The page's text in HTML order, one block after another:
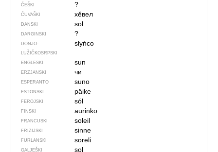
ČEŠKI ?
ČUVAŠKI хӗвел
DANSKI sol
DARGINSKI ?
DONJO­
LUŽIČKOSRPSKI
słyńco
ENGLESKI sun
ERZJANSKI чи
ESPERANTO suno
ESTONSKI päike
FEROJSKI sól
FINSKI aurinko
FRANCUSKI soleil
FRIZIJSKI sinne
FURLANSKI soreli
GALJEŠKI sol